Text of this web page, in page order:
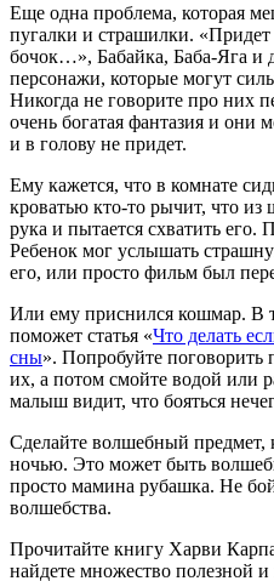
Еще одна проблема, которая
пугалки и страшилки. «Придет
бочок…», Бабайка, Баба-Яга и
персонажи, которые могут
Никогда не говорите про них
очень богатая фантазия и они
и в голову не придет.
Ему кажется, что в комнате
кроватью кто-то рычит, что
рука и пытается схватить его.
Ребенок мог услышать
его, или просто фильм был
Или ему приснился кошмар. В
поможет статья «Что делать
сны». Попробуйте
их, а потом смойте водой или
малыш видит, что бояться
Сделайте волшебный предмет,
ночью. Это может быть
просто мамина рубашка. Не
волшебства.
Прочитайте книгу Харви
найдете множество полезной